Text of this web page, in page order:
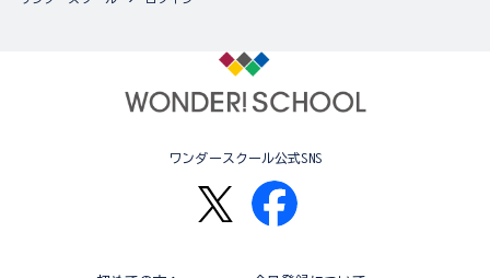
ワンダースクール公式SNS